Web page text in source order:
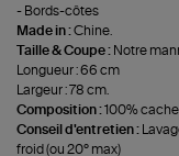
- Bords-côtes
Made in :Chine.
Taille & Coupe : Notre
Longueur : 66 cm
Largeur : 78 cm.
Composition :100%
Conseil d'entretien :
froid (ou 20° max)